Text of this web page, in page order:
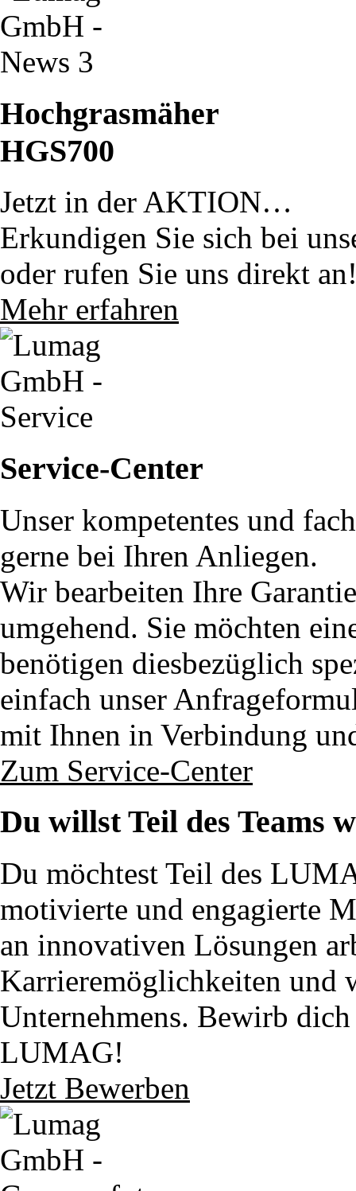
Hochgrasmäher
HGS700
Jetzt in der AKTION…
Erkundigen Sie sich bei
oder rufen Sie uns direkt
Mehr erfahren
Service-Center
Unser kompetentes und
gerne bei Ihren Anliegen.
Wir bearbeiten Ihre
umgehend. Sie möchten
benötigen diesbezüglich
einfach unser
mit Ihnen in Verbindung
Zum Service-Center
Du willst Teil des Teams
Du möchtest Teil des
motivierte und engagierte
an innovativen Lösungen
Karrieremöglichkeiten und
Unternehmens. Bewirb
LUMAG!
Jetzt Bewerben